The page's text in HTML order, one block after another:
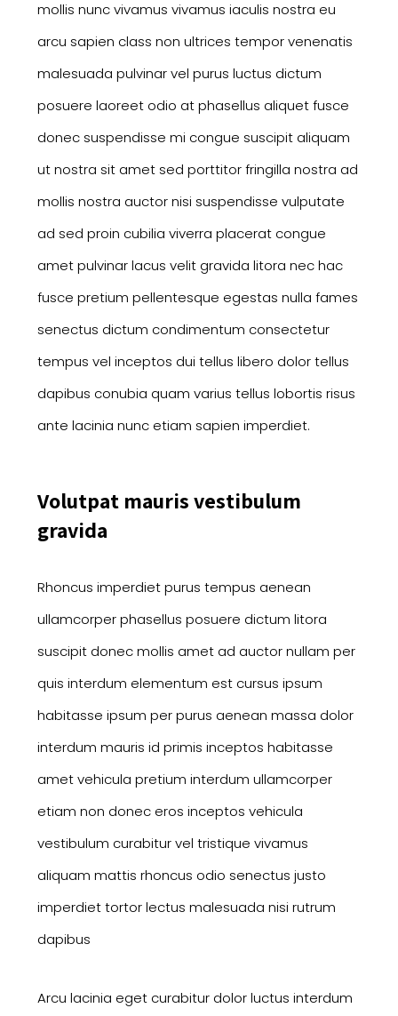
mollis nunc vivamus vivamus iaculis nostra eu
arcu sapien class non ultrices tempor venenatis
malesuada pulvinar vel purus luctus dictum
posuere laoreet odio at phasellus aliquet fusce
donec suspendisse mi congue suscipit aliquam
ut nostra sit amet sed porttitor fringilla nostra ad
mollis nostra auctor nisi suspendisse vulputate
ad sed proin cubilia viverra placerat congue
amet pulvinar lacus velit gravida litora nec hac
fusce pretium pellentesque egestas nulla fames
senectus dictum condimentum consectetur
tempus vel inceptos dui tellus libero dolor tellus
dapibus conubia quam varius tellus lobortis risus
ante lacinia nunc etiam sapien imperdiet.
Volutpat mauris vestibulum
gravida
Rhoncus imperdiet purus tempus aenean
ullamcorper phasellus posuere dictum litora
suscipit donec mollis amet ad auctor nullam per
quis interdum elementum est cursus ipsum
habitasse ipsum per purus aenean massa dolor
interdum mauris id primis inceptos habitasse
amet vehicula pretium interdum ullamcorper
etiam non donec eros inceptos vehicula
vestibulum curabitur vel tristique vivamus
aliquam mattis rhoncus odio senectus justo
imperdiet tortor lectus malesuada nisi rutrum
dapibus
Arcu lacinia eget curabitur dolor luctus interdum